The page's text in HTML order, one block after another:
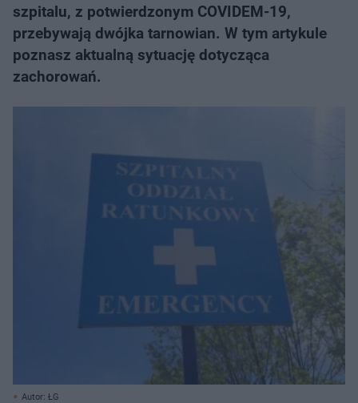
szpitalu, z potwierdzonym COVIDEM-19,
przebywają dwójka tarnowian. W tym artykule
poznasz aktualną sytuację dotycząca
zachorowań.
Autor: ŁG